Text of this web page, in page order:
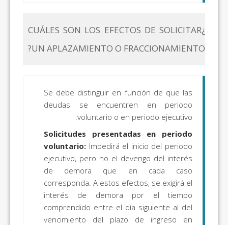
¿CUÁLES SON LOS EFECTOS DE SOLICITAR
UN APLAZAMIENTO O FRACCIONAMIENTO?
Se debe distinguir en función de que las
deudas se encuentren en periodo
voluntario o en periodo ejecutivo.
Solicitudes presentadas en periodo
voluntario: Impedirá el inicio del periodo
ejecutivo, pero no el devengo del interés
de demora que en cada caso
corresponda. A estos efectos, se exigirá el
interés de demora por el tiempo
comprendido entre el día siguiente al del
vencimiento del plazo de ingreso en